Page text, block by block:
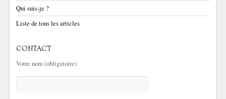
Qui suis-je ?
Liste de tous les articles
CONTACT
Votre nom (obligatoire)